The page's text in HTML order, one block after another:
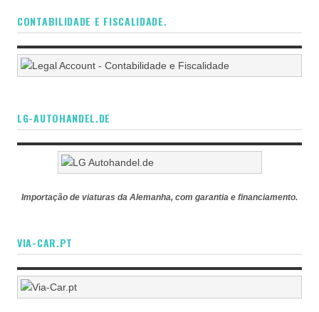
CONTABILIDADE E FISCALIDADE.
LG-AUTOHANDEL.DE
Importação de viaturas da Alemanha, com garantia e financiamento.
VIA-CAR.PT